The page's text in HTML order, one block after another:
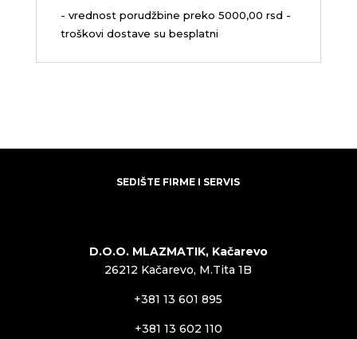
- vrednost porudžbine preko 5000,00 rsd -
troškovi dostave su besplatni
SEDIŠTE FIRME I SERVIS
D.O.O. MLAZMATIK, Kačarevo
26212 Kačarevo, M.Tita 1B
+381 13 601 895
+381 13 602 110